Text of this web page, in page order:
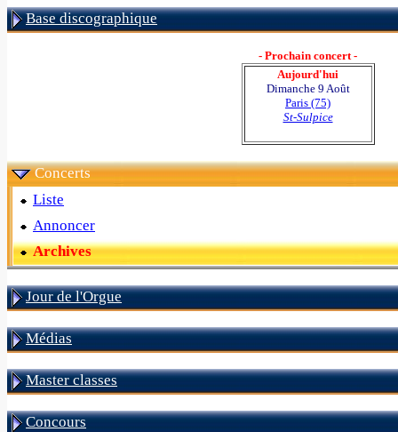
Base discographique
- Prochain concert -
Aujourd'hui
Dimanche 9 Août
Paris (75)
St-Sulpice
Concerts
Liste
Annoncer
Archives
Jour de l'Orgue
Médias
Master classes
Concours